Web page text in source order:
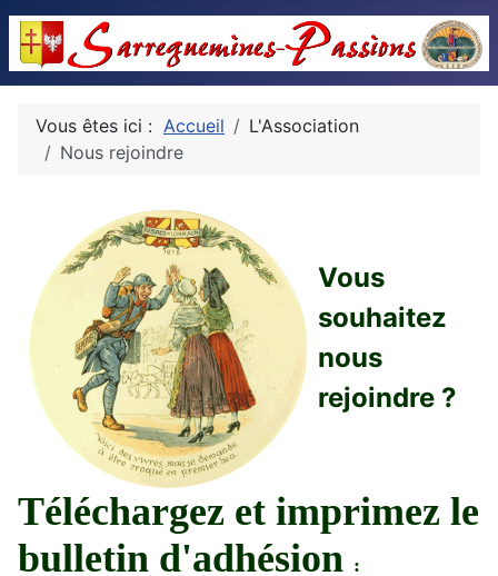
Vous êtes ici : Accueil
L'Association
Nous rejoindre
Vous
souhaitez
nous
rejoindre ?
Téléchargez et imprimez le
bulletin d'adhésion :